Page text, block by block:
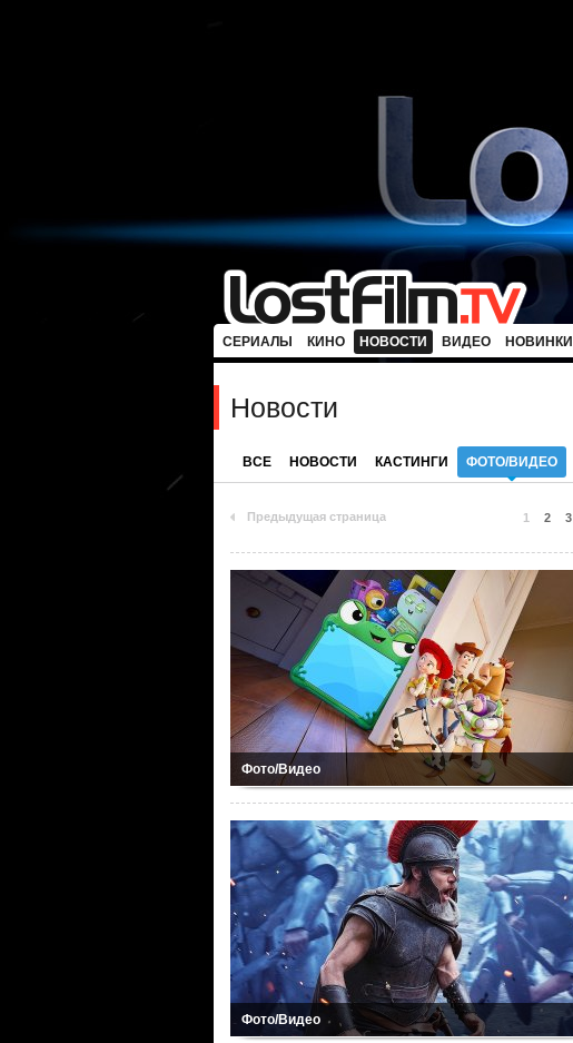
СЕРИАЛЫ КИНО НОВОСТИ ВИДЕО НОВИНКИ
Новости
ВСЕ НОВОСТИ КАСТИНГИ ФОТО/ВИДЕО
Предыдущая страница 1 2 3
Фото/Видео
Фото/Видео